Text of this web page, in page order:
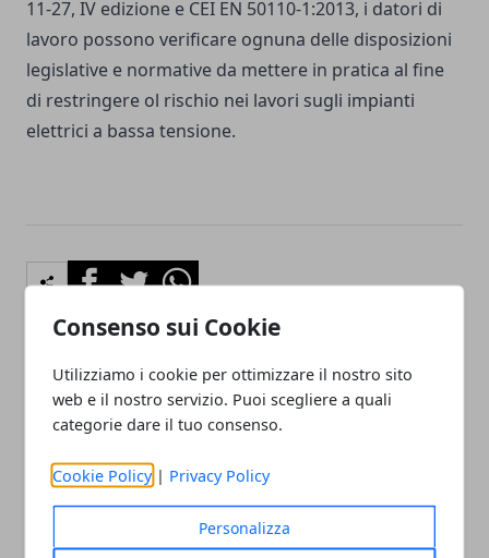
Consenso sui Cookie
Utilizziamo i cookie per ottimizzare il nostro sito
web e il nostro servizio. Puoi scegliere a quali
categorie dare il tuo consenso.
Cookie Policy | Privacy Policy
Personalizza
11-27, IV edizione e CEI EN 50110-1:2013, i datori di
lavoro possono verificare ognuna delle disposizioni
legislative e normative da mettere in pratica al fine
di restringere ol rischio nei lavori sugli impianti
elettrici a bassa tensione.
FacebookTwitterWhatsapp
Articolo Precedente
Estonia: aprire una start
Articolo Successivo